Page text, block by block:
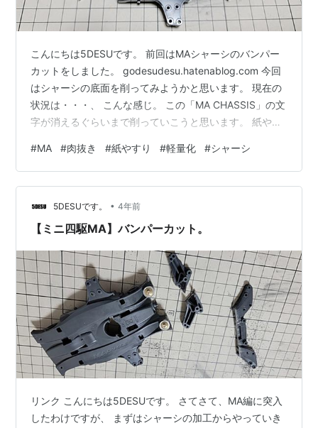
こんにちは5DESUです。 前回はMAシャーシのバンパー
カットをしました。 godesudesu.hatenablog.com 今回
はシャーシの底面を削ってみようかと思います。 現在の
状況は・・・、 こんな感じ。 この「MA CHASSIS」の文
字が消えるぐらいまで削っていこうと思います。 紙やす
れなかったので、240番ぐらいがいいと思います。 (もっ
と荒目でもいいかも。) 削ったら・・・ こんな感じにな
りました！ わりと綺麗に削れたかと。 そして肉抜き(電
池落とし)をしていこうかと思います。 ドリルで穴あけ。
こんな感じ。 ドリルは個人…
#MA #肉抜き #紙やすり #軽量化 #シャーシ
5DESUです。 • 4年前
【ミニ四駆MA】バンパーカット。
リンク こんにちは5DESUです。 さてさて、MA編に突入
したわけですが、 まずはシャーシの加工からやっていき